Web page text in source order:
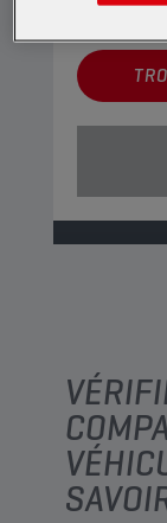
disponibles